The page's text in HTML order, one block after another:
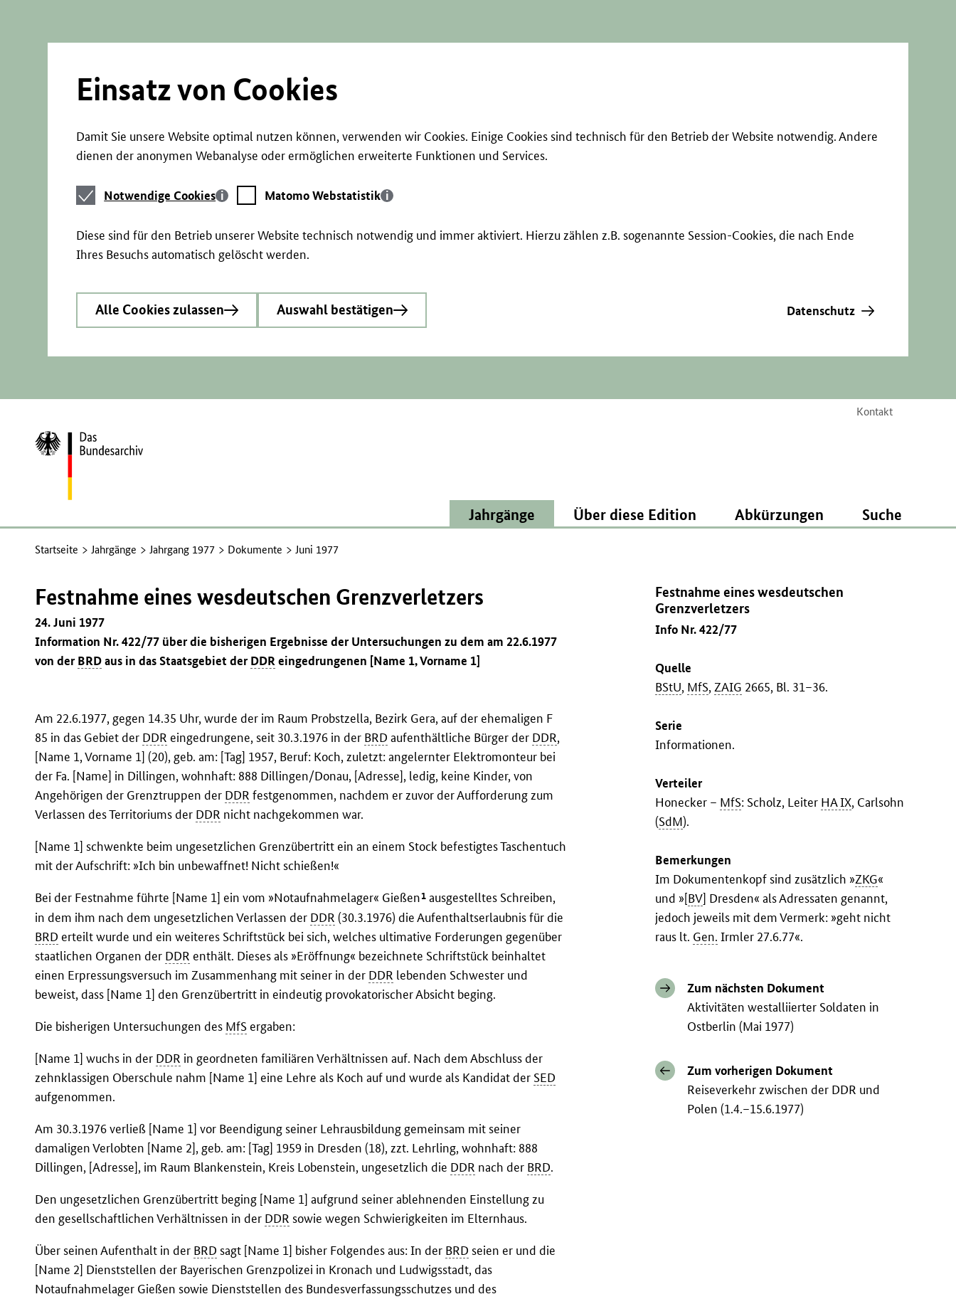
Einsatz von Cookies
Damit Sie unsere Website optimal nutzen können, verwenden wir Cookies. Einige Cookies sind technisch für den Betrieb der Website notwendig. Andere
dienen der anonymen Webanalyse oder ermöglichen erweiterte Funktionen und Services.
Notwendige
Cookies
Notwendige Cookies
Matomo
Webstatistik
Matomo Webstatistik
Diese sind für den Betrieb unserer Website technisch notwendig und immer aktiviert. Hierzu zählen z.B. sogenannte Session-Cookies, die nach Ende
Ihres Besuchs automatisch gelöscht werden.
Alle Cookies zulassen Auswahl bestätigen Datenschutz
Kontakt
Zur
Startseite
Jahrgänge Über diese Edition Abkürzungen Suche
Startseite Jahrgänge Jahrgang 1977 Dokumente Juni 1977
Festnahme eines wesdeutschen
Grenzverletzers
Info Nr. 422/77
Quelle
BStU, MfS,ZAIG 2665, Bl. 31–36.
Serie
Informationen.
Verteiler
Honecker – MfS: Scholz, Leiter HA IX, Carlsohn
(SdM).
Bemerkungen
Im Dokumentenkopf sind zusätzlich »ZKG«
und »[BV] Dresden« als Adressaten genannt,
jedoch jeweils mit dem Vermerk: »geht nicht
raus lt. Gen. Irmler 27.6.77«.
Zum nächsten Dokument
Aktivitäten westalliierter Soldaten in
Ostberlin (Mai 1977)
Zum vorherigen Dokument
Reiseverkehr zwischen der DDR und
Polen (1.4.–15.6.1977)
Festnahme eines wesdeutschen Grenzverletzers
24. Juni 1977
Information Nr. 422/77 über die bisherigen Ergebnisse der Untersuchungen zu dem am 22.6.1977
von derBRDaus in das Staatsgebiet derDDReingedrungenen [Name 1, Vorname 1]
Am 22.6.1977, gegen 14.35 Uhr, wurde der im Raum Probstzella, Bezirk Gera, auf der ehemaligen F
85 in das Gebiet der DDR eingedrungene, seit 30.3.1976 in der BRD aufenthältliche Bürger der DDR,
[Name 1, Vorname 1] (20), geb. am: [Tag] 1957, Beruf: Koch, zuletzt: angelernter Elektromonteur bei
der Fa. [Name] in Dillingen, wohnhaft: 888 Dillingen/Donau, [Adresse], ledig, keine Kinder, von
Angehörigen der Grenztruppen der DDR festgenommen, nachdem er zuvor der Aufforderung zum
Verlassen des Territoriums der DDR nicht nachgekommen war.
[Name 1] schwenkte beim ungesetzlichen Grenzübertritt ein an einem Stock befestigtes Taschentuch
mit der Aufschrift: »Ich bin unbewaffnet! Nicht schießen!«
Bei der Festnahme führte [Name 1] ein vom »Notaufnahmelager« Gießen1 ausgestelltes Schreiben,
in dem ihm nach dem ungesetzlichen Verlassen der DDR (30.3.1976) die Aufenthaltserlaubnis für die
BRD erteilt wurde und ein weiteres Schriftstück bei sich, welches ultimative Forderungen gegenüber
staatlichen Organen der DDR enthält. Dieses als »Eröffnung« bezeichnete Schriftstück beinhaltet
einen Erpressungsversuch im Zusammenhang mit seiner in der DDR lebenden Schwester und
beweist, dass [Name 1] den Grenzübertritt in eindeutig provokatorischer Absicht beging.
Die bisherigen Untersuchungen des MfS ergaben:
[Name 1] wuchs in der DDR in geordneten familiären Verhältnissen auf. Nach dem Abschluss der
zehnklassigen Oberschule nahm [Name 1] eine Lehre als Koch auf und wurde als Kandidat der SED
aufgenommen.
Am 30.3.1976 verließ [Name 1] vor Beendigung seiner Lehrausbildung gemeinsam mit seiner
damaligen Verlobten [Name 2], geb. am: [Tag] 1959 in Dresden (18), zzt. Lehrling, wohnhaft: 888
Dillingen, [Adresse], im Raum Blankenstein, Kreis Lobenstein, ungesetzlich die DDR nach der BRD.
Den ungesetzlichen Grenzübertritt beging [Name 1] aufgrund seiner ablehnenden Einstellung zu
den gesellschaftlichen Verhältnissen in der DDR sowie wegen Schwierigkeiten im Elternhaus.
Über seinen Aufenthalt in der BRD sagt [Name 1] bisher Folgendes aus: In der BRD seien er und die
[Name 2] Dienststellen der Bayerischen Grenzpolizei in Kronach und Ludwigsstadt, das
Notaufnahmelager Gießen sowie Dienststellen des Bundesverfassungsschutzes und des